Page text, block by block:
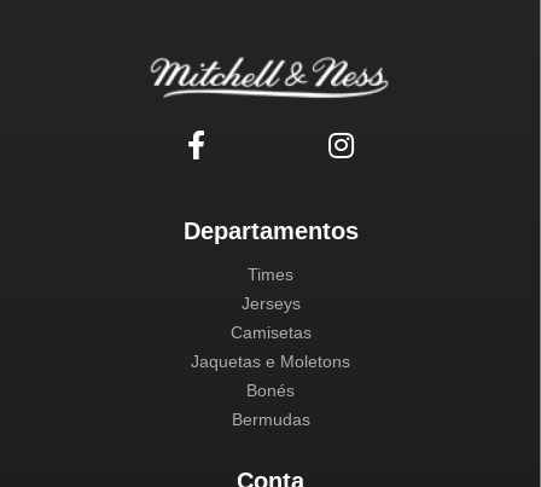
Departamentos
Times
Jerseys
Camisetas
Jaquetas e Moletons
Bonés
Bermudas
Conta